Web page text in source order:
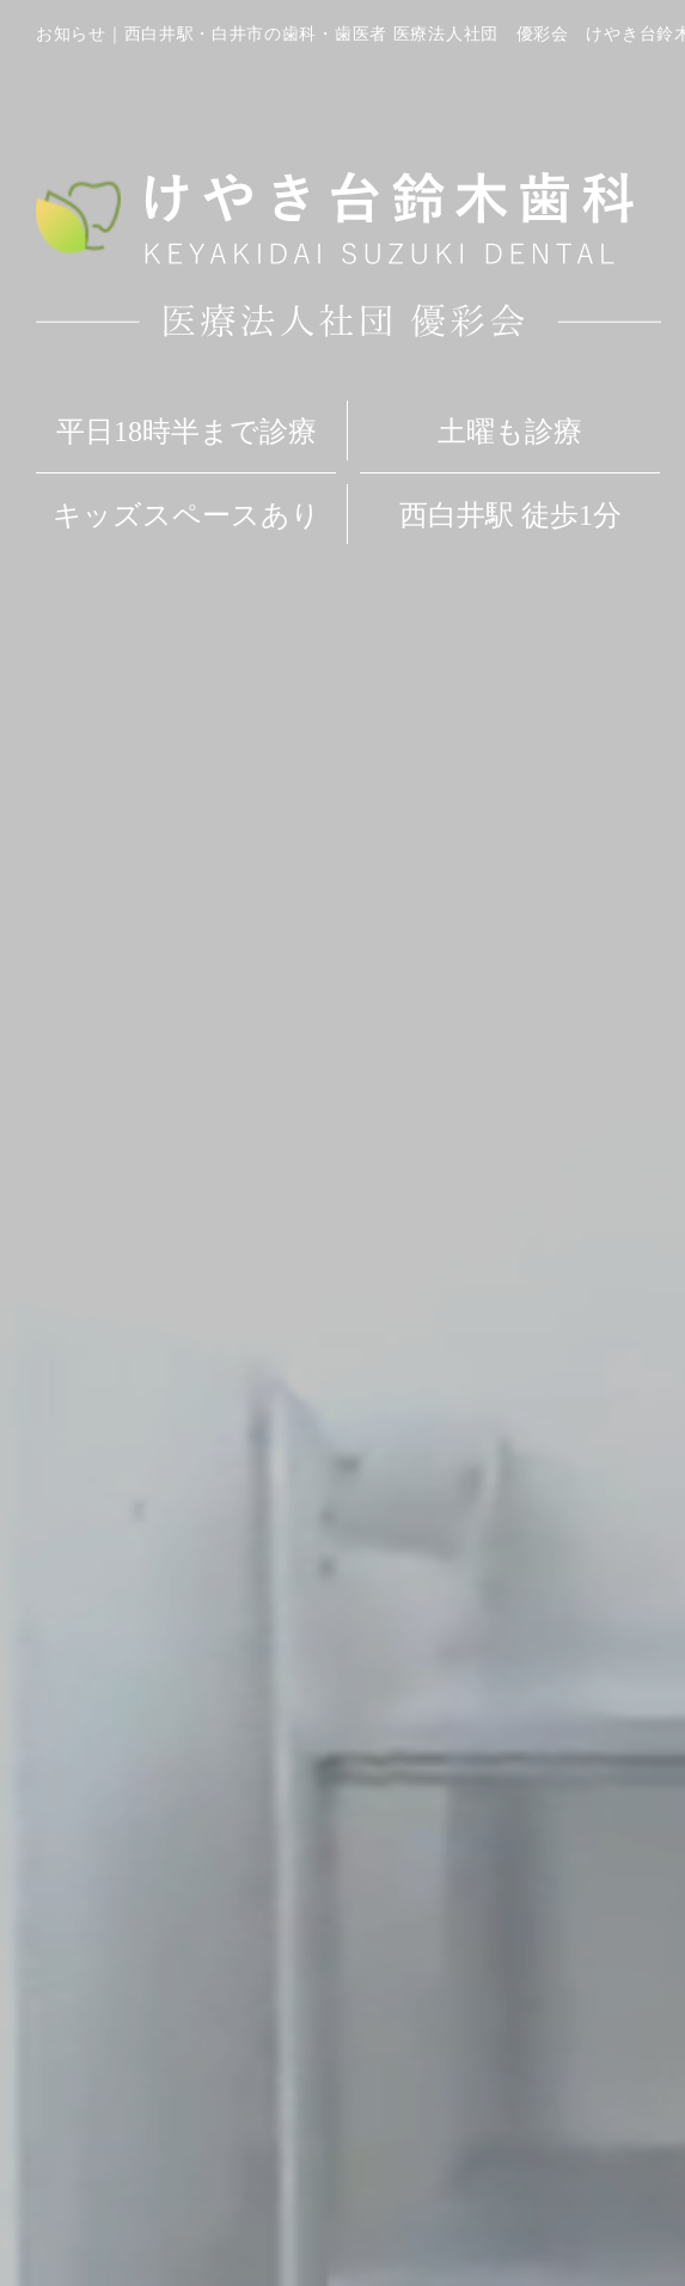
平日18時半まで診療 土曜も診療
キッズスペースあり 西白井駅 徒歩1分